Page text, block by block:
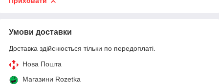
Умови доставки
Доставка здійснюється тільки по передоплаті.
Нова Пошта
Магазини Rozetka